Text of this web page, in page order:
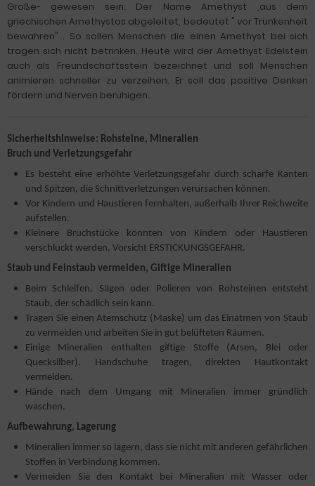
Große- gewesen sein. Der Name Amethyst ,aus dem
griechischen Amethystos abgeleitet, bedeutet " vor Trunkenheit
bewahren" . So sollen Menschen die einen Amethyst bei sich
tragen sich nicht betrinken. Heute wird der Amethyst Edelstein
auch als Freundschaftsstein bezeichnet und soll Menschen
animieren schneller zu verzeihen. Er soll das positive Denken
fördern und Nerven beruhigen.
Sicherheitshinweise: Rohsteine, Mineralien
Bruch und Verletzungsgefahr
Es besteht eine erhöhte Verletzungsgefahr durch scharfe Kanten
und Spitzen, die Schnittverletzungen verursachen können.
Vor Kindern und Haustieren fernhalten, außerhalb Ihrer Reichweite
aufstellen.
Kleinere Bruchstücke könnten von Kindern oder Haustieren
verschluckt werden. Vorsicht ERSTICKUNGSGEFAHR.
Staub und Feinstaub vermeiden, Giftige Mineralien
Beim Schleifen, Sägen oder Polieren von Rohsteinen entsteht
Staub, der schädlich sein kann.
Tragen Sie einen Atemschutz (Maske) um das Einatmen von Staub
zu vermeiden und arbeiten Sie in gut belüfteten Räumen.
Einige Mineralien enthalten giftige Stoffe (Arsen, Blei oder
Quecksilber). Handschuhe tragen, direkten Hautkontakt
vermeiden.
Hände nach dem Umgang mit Mineralien immer gründlich
waschen.
Aufbewahrung, Lagerung
Mineralien immer so lagern, dass sie nicht mit anderen gefährlichen
Stoffen in Verbindung kommen.
Vermeiden Sie den Kontakt bei Mineralien mit Wasser oder